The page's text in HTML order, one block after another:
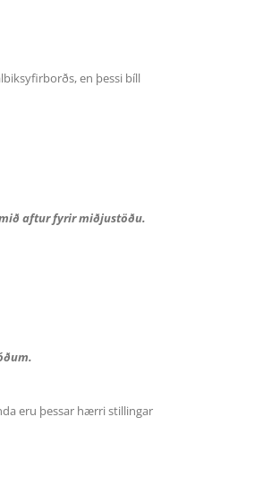
en þessi bíll
aftur fyrir miðjustöðu.
eru þessar hærri stillingar